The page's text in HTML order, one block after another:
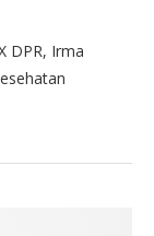
DPR, Irma